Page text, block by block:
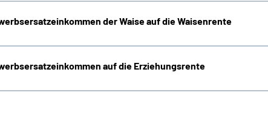
der Waise auf die Waisenrente
auf die Erziehungsrente